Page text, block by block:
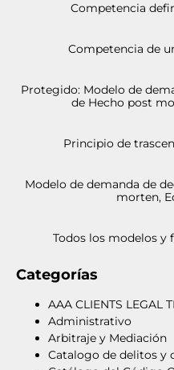
Competencia
Competencia de
Protegido: Modelo de
de Hecho post
Principio de
Modelo de demanda de
morten,
Todos los modelos y
Categorías
AAA CLIENTS LEGAL
Administrativo
Arbitraje y Mediación
Catalogo de delitos y